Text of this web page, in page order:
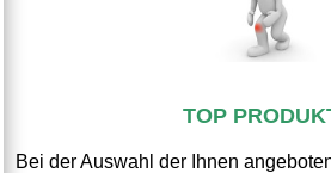
TOP
Bei der Auswahl der Ihnen